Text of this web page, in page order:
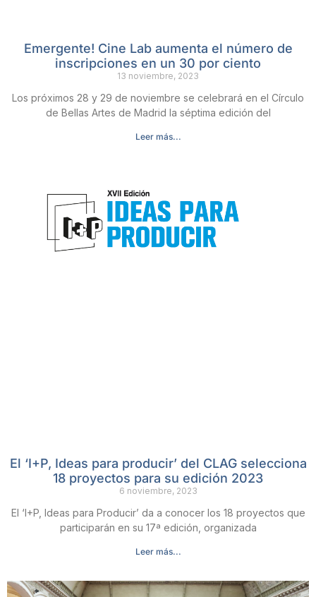
Emergente! Cine Lab aumenta el número de
inscripciones en un 30 por ciento
13 noviembre, 2023
Los próximos 28 y 29 de noviembre se celebrará en el Círculo
de Bellas Artes de Madrid la séptima edición del
Leer más...
El ‘I+P, Ideas para producir’ del CLAG selecciona
18 proyectos para su edición 2023
6 noviembre, 2023
El ‘I+P, Ideas para Producir’ da a conocer los 18 proyectos que
participarán en su 17ª edición, organizada
Leer más...